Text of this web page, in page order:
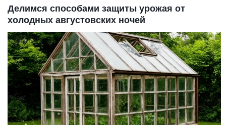
Делимся способами защиты урожая от
холодных августовских ночей